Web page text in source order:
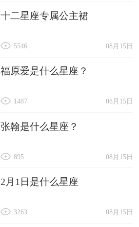
十二星座专属公主裙
08月15日
5546
福原爱是什么星座？
08月15日
1487
张翰是什么星座？
08月15日
895
2月1日是什么星座
08月15日
3263